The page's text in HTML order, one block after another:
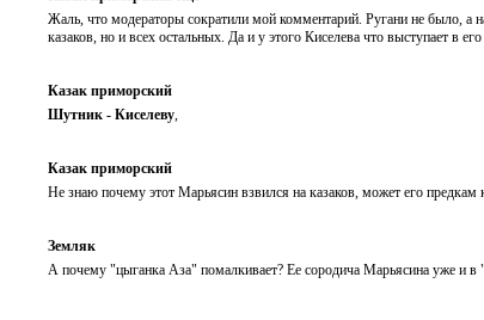
Жаль, что модераторы сократили мой комментарий. Ругани не было, а
казаков, но и всех остальных. Да и у этого Киселева что выступает в
Казак приморский
Шутник - Киселеву
Казак приморский
Не знаю почему этот Марьясин взвился на казаков, может его предкам
Земляк
А почему "цыганка Аза" помалкивает? Ее сородича Марьясина уже и в